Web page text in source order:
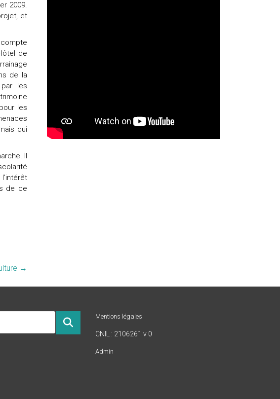
2009.
et
de
de la
les
les
qui
Il
de ce
→
Mentions légales
CNIL : 2106261 v 0
Admin